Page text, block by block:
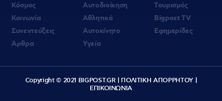
Κόσμος
Κοινωνία
Συνεντεύξεις
Άρθρα
Αυτοδιοίκηση
Αθλητικά
Αυτοκίνητο
Υγεία
Τουρισμός
Bigpost TV
Εφημερίδες
Copyright © 2021 BIGPOST.GR | ΠΟΛΙΤΙΚΗ ΑΠΟΡΡΗΤΟΥ|
ΕΠΙΚΟΙΝΩΝΙΑ